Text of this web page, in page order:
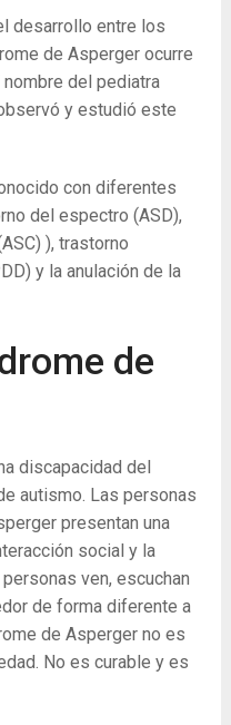
desarrollo entre los
de Asperger ocurre
del pediatra
y estudió este
con diferentes
del espectro (ASD),
), trastorno
y la anulación de la
de
discapacidad del
autismo. Las personas
presentan una
social y la
ven, escuchan
de forma diferente a
de Asperger no es
No es curable y es